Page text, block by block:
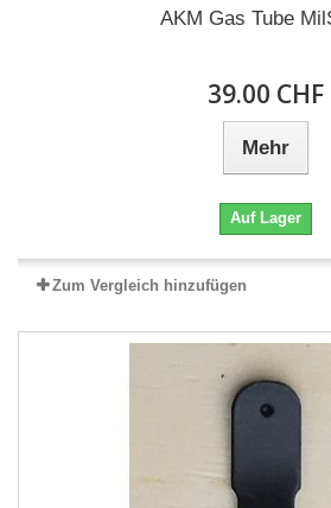
AKM Gas Tube
39.00 CHF
Mehr
Auf Lager
Zum Vergleich hinzufügen